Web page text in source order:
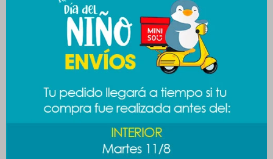
MEDIOS DE PAGO
Productos que te pueden interesar